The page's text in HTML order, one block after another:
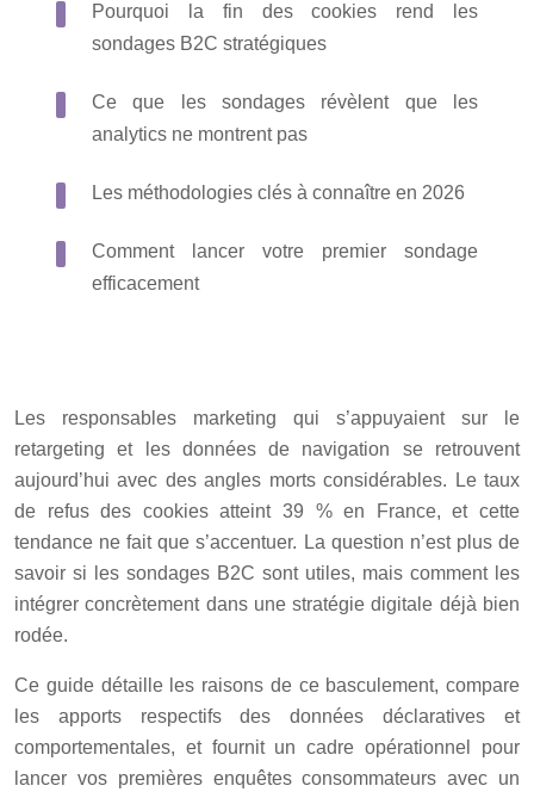
Pourquoi la fin des cookies rend les
sondages B2C stratégiques
Ce que les sondages révèlent que les
analytics ne montrent pas
Les méthodologies clés à connaître en 2026
Comment lancer votre premier sondage
efficacement
Les responsables marketing qui s’appuyaient sur le
retargeting et les données de navigation se retrouvent
aujourd’hui avec des angles morts considérables. Le taux
de refus des cookies atteint 39 % en France, et cette
tendance ne fait que s’accentuer. La question n’est plus de
savoir si les sondages B2C sont utiles, mais comment les
intégrer concrètement dans une stratégie digitale déjà bien
rodée.
Ce guide détaille les raisons de ce basculement, compare
les apports respectifs des données déclaratives et
comportementales, et fournit un cadre opérationnel pour
lancer vos premières enquêtes consommateurs avec un